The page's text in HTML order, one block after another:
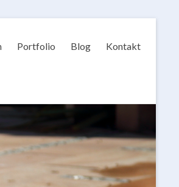
Portfolio Blog Kontakt